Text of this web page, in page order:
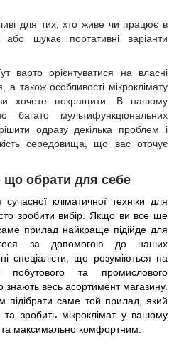
для тих, хто живе чи працює в
шукає портативні варіанти
варто орієнтуватися на власні
а також особливості мікроклімату
хочете покращити. В нашому
багато мультифункціональних
одразу декілька проблем і
середовища, що вас оточує
що обрати для себе
кліматичної техніки для
зробити вибір. Якщо ви все ще
прилад найкраще підійде для
за допомогою до наших
спеціалісти, що розуміються на
побутового та промислового
весь асортимент магазину.
саме той прилад, який
зробить мікроклімат у вашому
максимально комфортним.